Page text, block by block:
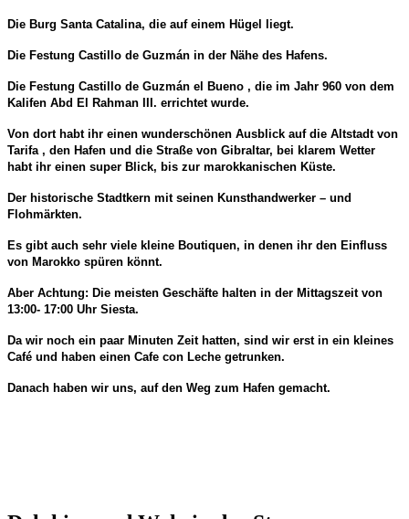
Die Burg Santa Catalina, die auf einem Hügel liegt.
Die Festung Castillo de Guzmán in der Nähe des Hafens.
Die Festung Castillo de Guzmán el Bueno , die im Jahr 960 von dem
Kalifen Abd El Rahman III. errichtet wurde.
Von dort habt ihr einen wunderschönen Ausblick auf die Altstadt von
Tarifa , den Hafen und die Straße von Gibraltar, bei klarem Wetter
habt ihr einen super Blick, bis zur marokkanischen Küste.
Der historische Stadtkern mit seinen Kunsthandwerker – und
Flohmärkten.
Es gibt auch sehr viele kleine Boutiquen, in denen ihr den Einfluss
von Marokko spüren könnt.
Aber Achtung: Die meisten Geschäfte halten in der Mittagszeit von
13:00- 17:00 Uhr Siesta.
Da wir noch ein paar Minuten Zeit hatten, sind wir erst in ein kleines
Café und haben einen Cafe con Leche getrunken.
Danach haben wir uns, auf den Weg zum Hafen gemacht.